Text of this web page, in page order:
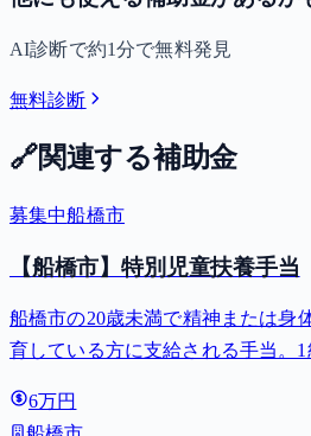
AI診断で約1分で無料発見
無料診断
🔗関連する補助金
募集中船橋市
【船橋市】特別児童扶養手当
船橋市の20歳未満で精神または身
育している方に支給される手当。1
6万円